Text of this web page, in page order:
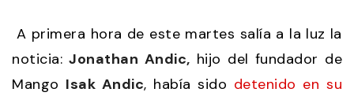
A primera hora de este martes salía a la luz la
noticia:Jonathan Andic, hijo del fundador de
Mango Isak Andic, había sido detenido en su